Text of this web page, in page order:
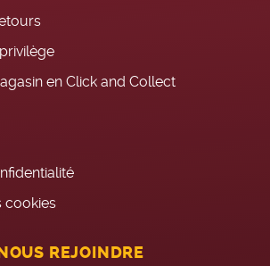
en Click and Collect
cookies
REJOINDRE